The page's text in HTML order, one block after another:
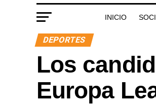
INICIO
DEPORTES
Los
Europa